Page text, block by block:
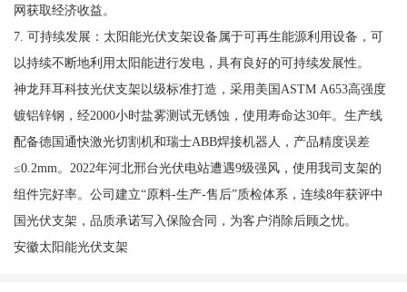
光伏支架注意事项
山地、平原、丘陵均可使用，不损坏植被，保护环境，实用范围
广；
使用寿命长，表面热镀锌处理，耐腐蚀性强，对环境无损坏，无污
染，可循环运用，无材料糟蹋；